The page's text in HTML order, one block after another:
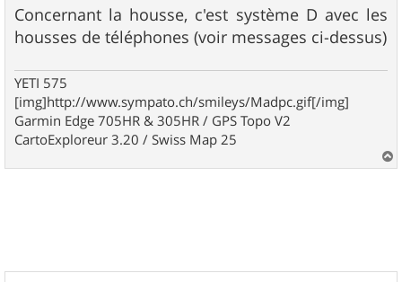
Concernant la housse, c'est système D avec les
housses de téléphones (voir messages ci-dessus)
YETI 575
[img]http://www.sympato.ch/smileys/Madpc.gif[/img]
Garmin Edge 705HR & 305HR / GPS Topo V2
CartoExploreur 3.20 / Swiss Map 25
a